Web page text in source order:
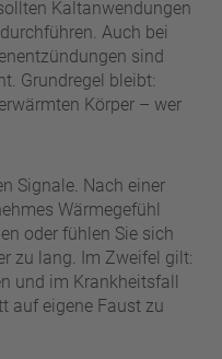
Kaltanwendungen
Auch bei
sind
Grundregel bleibt:
Körper – wer
Signale. Nach einer
Wärmegefühl
oder fühlen Sie sich
zu lang. Im Zweifel gilt:
und im Krankheitsfall
auf eigene Faust zu